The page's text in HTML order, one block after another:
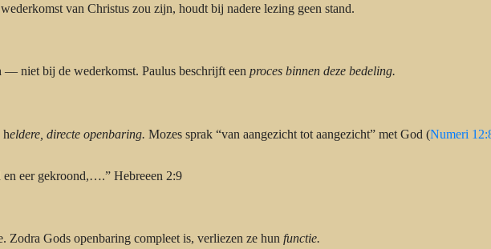
van Christus zou zijn, houdt bij nadere lezing geen stand.
niet bij de wederkomst. Paulus beschrijft een proces binnen deze bedeling.
heldere, directe openbaring. Mozes sprak “van aangezicht tot aangezicht” met God (Numeri
eer gekroond,….” Hebreeen 2:9
Zodra Gods openbaring compleet is, verliezen ze hun functie.